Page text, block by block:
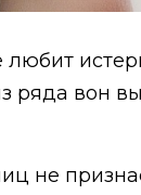
любит
ряда вон
не